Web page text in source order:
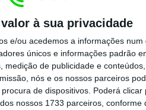
à sua privacidade
e/ou acedemos a informações
únicos e informações padrão
de publicidade e
nós e os nossos parceiros
de dispositivos. Poderá clicar
nossos 1733 parceiros, conforme
em tecnologias
e a criação de maior valor
para a produção de
programas internacionais